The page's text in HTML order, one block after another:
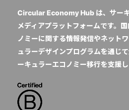
Circular Economy Hub は、サー
メディアプラットフォームです。
ノミーに関する情報発信やネット
ュラーデザインプログラムを通じ
ーキュラーエコノミー移行を支援し